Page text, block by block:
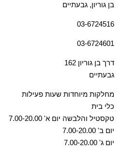
בן גוריון, גבעתיים
03-6724516
03-6724601
דרך בן גוריון 162
גבעתיים
מחלקות מיוחדות שעות פעילות
כלי בית
טקסטיל והלבשה יום א' 7.00-20.00
יום ב' 7.00-20.00
יום ג' 7.00-20.00